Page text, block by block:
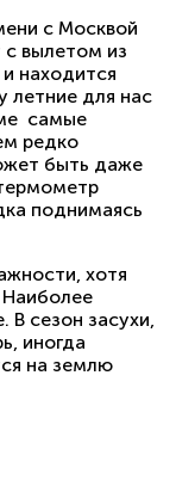
с Москвой
с вылетом из
находится
летние для нас
самые
редко
быть даже
поднимаясь
хотя
В сезон засухи,
иногда
на землю